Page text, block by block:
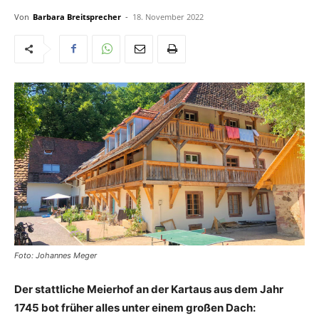
Von Barbara Breitsprecher - 18. November 2022
Foto: Johannes Meger
Der stattliche Meierhof an der Kartaus aus dem Jahr
1745 bot früher alles unter einem großen Dach: